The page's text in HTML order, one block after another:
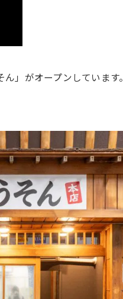
」がオープンしています。